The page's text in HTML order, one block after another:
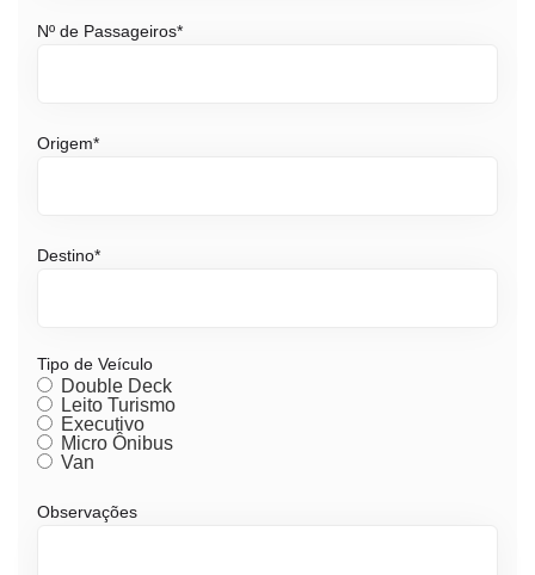
Nº de Passageiros*
Origem*
Destino*
Tipo de Veículo
Double Deck
Leito Turismo
Executivo
Micro Ônibus
Van
Observações